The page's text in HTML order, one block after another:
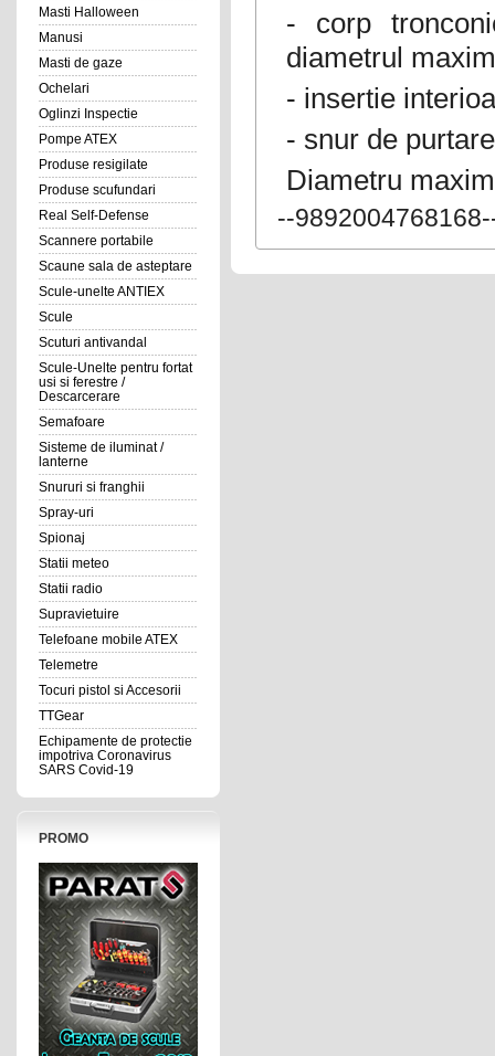
Masti Halloween
Manusi
Masti de gaze
Ochelari
Oglinzi Inspectie
Pompe ATEX
Produse resigilate
Produse scufundari
Real Self-Defense
Scannere portabile
Scaune sala de asteptare
Scule-unelte ANTIEX
Scule
Scuturi antivandal
Scule-Unelte pentru fortat
usi si ferestre /
Descarcerare
Semafoare
Sisteme de iluminat /
lanterne
Snururi si franghii
Spray-uri
Spionaj
Statii meteo
Statii radio
Supravietuire
Telefoane mobile ATEX
Telemetre
Tocuri pistol si Accesorii
TTGear
Echipamente de protectie
impotriva Coronavirus
SARS Covid-19
PROMO
- corp
diametrul
- insertie
- snur de
Diametru
--